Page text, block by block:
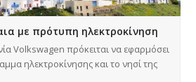
με πρότυπη ηλεκτροκίνηση
Volkswagen πρόκειται να εφαρμόσει
ηλεκτροκίνησης και το νησί της